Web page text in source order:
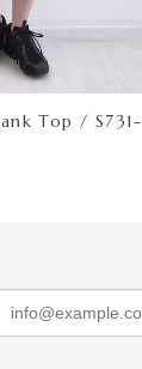
Top / S731-